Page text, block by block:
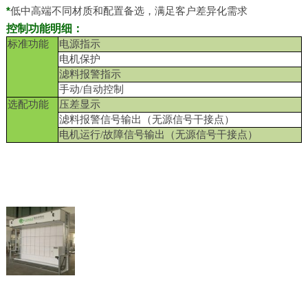
*低中高端不同材质和配置备选，满足客户差异化需求
控制功能明细：
标准功能
电源指示
电机保护
滤料报警指示
手动/自动控制
选配功能
压差显示
滤料报警信号输出（无源信号干接点）
电机运行/故障信号输出（无源信号干接点）